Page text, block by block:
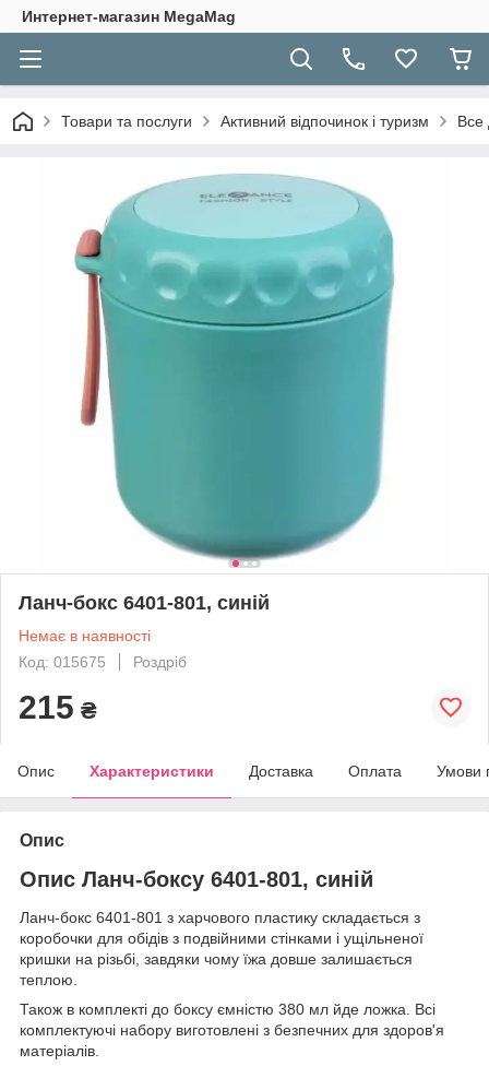
Интернет-магазин MegaMag
Товари та послуги Активний відпочинок і туризм Все
Ланч-бокс 6401-801, синій
Немає в наявності
Код: 015675
Роздріб
215 ₴
Опис Характеристики Доставка Оплата Умови
Опис
Опис Ланч-боксу 6401-801, синій
Ланч-бокс 6401-801 з харчового пластику складається з
коробочки для обідів з подвійними стінками і ущільненої
кришки на різьбі, завдяки чому їжа довше залишається
теплою.
Також в комплекті до боксу ємністю 380 мл йде ложка. Всі
комплектуючі набору виготовлені з безпечних для здоров'я
матеріалів.